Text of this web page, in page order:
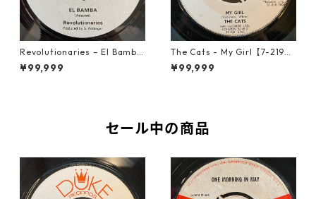
Revolutionaries – El Bamba
【7-21855】
¥99,999
The Cats - My Girl【7-2190
6】
¥99,999
セール中の商品